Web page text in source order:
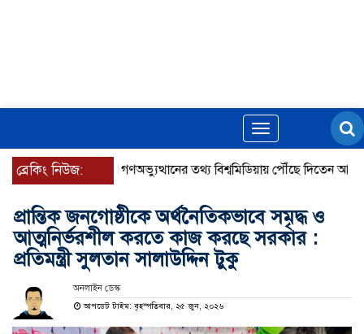
Toggle
navigation
ব্রেকিং নিউজ: গণঅভ্যুত্থানের তথ্য বিশ্বমিডিয়ায় পৌঁছে দিতেন আদীব,
প্রান্তিক জনগোষ্ঠীকে অর্থনৈতিকভাবে সমৃদ্ধ ও
আত্মনির্ভরশীল করতে কাজ করছে সরকার :
প্রতিমন্ত্রী সুলতান সালাউদ্দিন টুকু
অনলাইন ডেস্ক
আপডেট টাইম: বৃহস্পতিবার, ২৫ জুন, ২০২৬